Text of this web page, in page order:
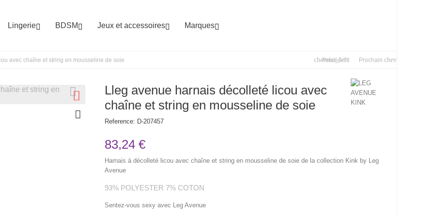
Lingerie BDSM  Jeux et accessoires Marques
avec chaîne et string en mousseline de soie chevron_left
Précédent Prochain chevron_right
Lleg avenue harnais décolleté licou avec
chaîne et string en mousseline de soie
Reference: D-207457
83,24 €
Harnais à décolleté licou avec chaîne et string en mousseline de soie de la collection Kink by Leg
Avenue
93% POLYESTER 7% COTON
Sentez-vous sexy avec Leg Avenue